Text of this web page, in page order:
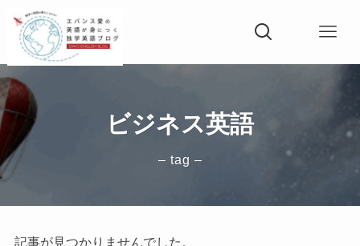
ビジネス英語
– tag –
記事が見つかりませんでした。